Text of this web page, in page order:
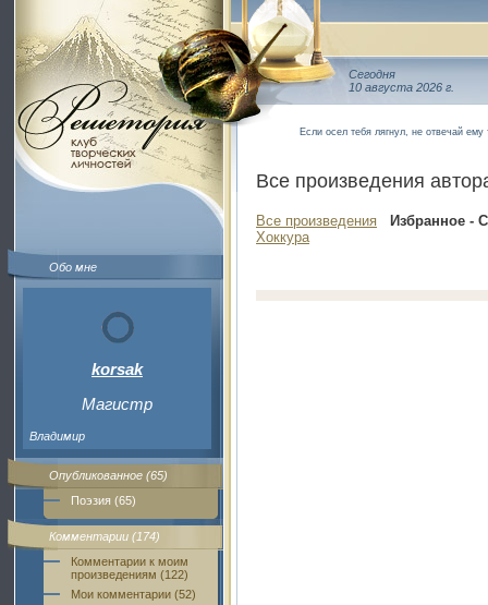
Обо мне
korsak
Магистр
Владимир
Опубликованное (65)
Поэзия (65)
Комментарии (174)
Комментарии к моим
произведениям (122)
Мои комментарии (52)
Сегодня
10 августа 2026 г.
Если осел тебя лягнул, не отвечай ему
Все произведения
Все произведения
Избранное -
Хоккура